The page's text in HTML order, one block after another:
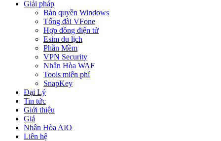
Giải pháp
Bản quyền Windows
Tổng đài VFone
Hợp đồng điện tử
Esim du lịch
Phần Mềm
VPN Security
Nhân Hòa WAF
Tools miễn phí
SnapKey
Đại Lý
Tin tức
Giới thiệu
Giá
Nhân Hòa AIO
Liên hệ